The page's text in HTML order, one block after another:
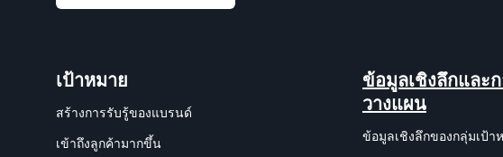
เป้าหมาย
สร้างการรับรู้ของแบรนด์
เข้าถึงลูกค้ามากขึ้น
ข้อมูลเชิงลึกและ
วางแผน
ข้อมูลเชิงลึกของกลุ่มเป้า